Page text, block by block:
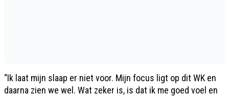
“Ik laat mijn slaap er niet voor. Mijn focus ligt op dit WK en
daarna zien we wel. Wat zeker is, is dat ik me goed voel en